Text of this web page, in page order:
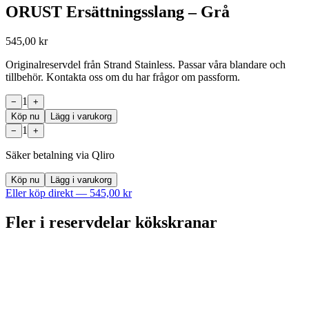
ORUST Ersättningsslang – Grå
545,00 kr
Originalreservdel från Strand Stainless. Passar våra blandare och
tillbehör. Kontakta oss om du har frågor om passform.
− 1
+
Köp nu
Lägg i varukorg
−
1 +
Säker betalning via Qliro
Köp nu Lägg i varukorg
Eller köp direkt — 545,00 kr
Fler i reservdelar kökskranar